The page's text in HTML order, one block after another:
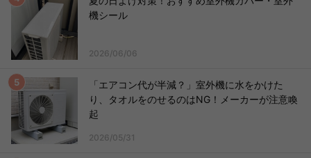
機シール
2026/06/06
「エアコン代が半減？」室外機に水をかけた
り、タオルをのせるのはNG！メーカーが注意喚
起
2026/05/31